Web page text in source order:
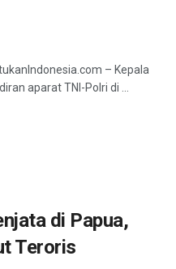
– Kepala
aparat TNI-Polri di ...
di Papua,
Teroris